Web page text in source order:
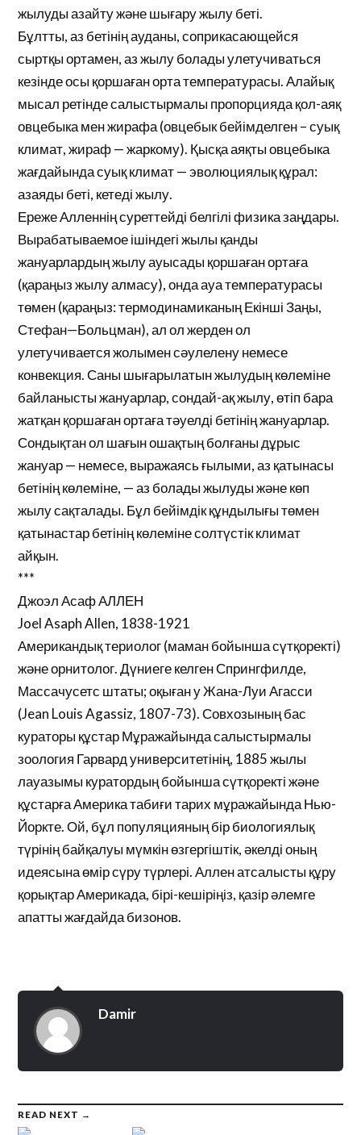
жылуды азайту және шығару жылу беті.
Бұлтты, аз бетінің ауданы, соприкасающейся
сыртқы ортамен, аз жылу болады улетучиваться
кезінде осы қоршаған орта температурасы. Алайық
мысал ретінде салыстырмалы пропорцияда қол-аяқ
овцебыка мен жирафа (овцебык бейімделген – суық
климат, жираф — жаркому). Қысқа аяқты овцебыка
жағдайында суық климат — эволюциялық құрал:
азаяды беті, кетеді жылу.
Ереже Алленнің суреттейді белгілі физика заңдары.
Вырабатываемое ішіндегі жылы қанды
жануарлардың жылу ауысады қоршаған ортаға
(қараңыз жылу алмасу), онда ауа температурасы
төмен (қараңыз: термодинамиканың Екінші Заңы,
Стефан—Больцман), ал ол жерден ол
улетучивается жолымен сәулелену немесе
конвекция. Саны шығарылатын жылудың көлеміне
байланысты жануарлар, сондай-ақ жылу, өтіп бара
жатқан қоршаған ортаға тәуелді бетінің жануарлар.
Сондықтан ол шағын ошақтың болғаны дұрыс
жануар — немесе, выражаясь ғылыми, аз қатынасы
бетінің көлеміне, — аз болады жылуды және көп
жылу сақталады. Бұл бейімдік құндылығы төмен
қатынастар бетінің көлеміне солтүстік климат
айқын.
***
Джоэл Асаф АЛЛЕН
Joel Asaph Allen, 1838-1921
Американдық териолог (маман бойынша сүтқоректі)
және орнитолог. Дүниеге келген Спрингфилде,
Массачусетс штаты; оқыған у Жана-Луи Агасси
(Jean Louis Agassiz, 1807-73). Совхозының бас
кураторы құстар Мұражайында салыстырмалы
зоология Гарвард университетінің, 1885 жылы
лауазымы куратордың бойынша сүтқоректі және
құстарға Америка табиғи тарих мұражайында Нью-
Йоркте. Ой, бұл популяцияның бір биологиялық
түрінің байқалуы мүмкін өзгергіштік, әкелді оның
идеясына өмір сүру түрлері. Аллен атсалысты құру
қорықтар Америкада, бірі-кешіріңіз, қазір әлемге
апатты жағдайда бизонов.
Damir
READ NEXT →